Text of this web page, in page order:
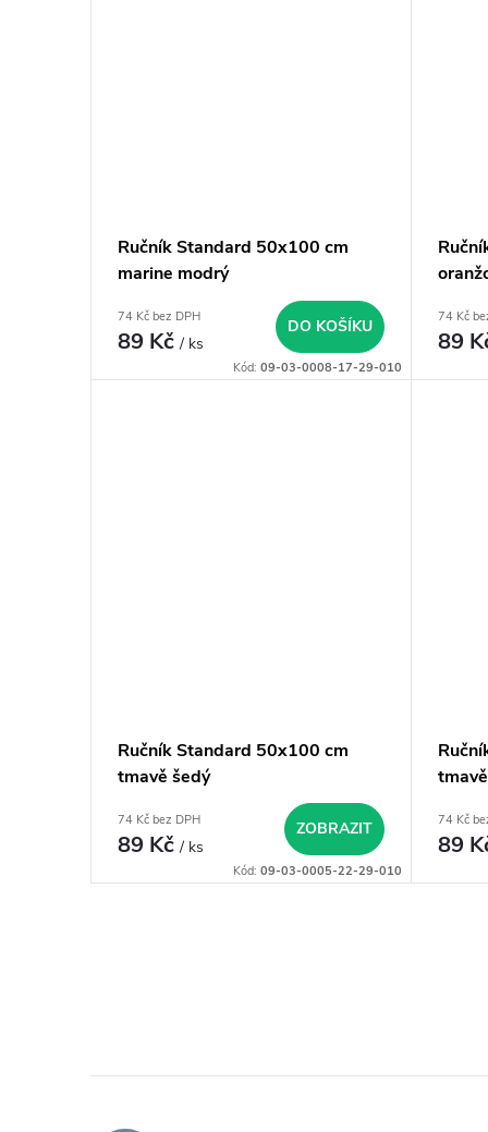
Ručník Standard 50x100 cm
marine modrý
74 Kč bez DPH
89 Kč/ ks
DO KOŠÍKU
Kód:09-03-0008-17-29-010
74 Kč
89
Ručník Standard 50x100 cm
tmavě šedý
74 Kč bez DPH
89 Kč/ ks
ZOBRAZIT
Kód:09-03-0005-22-29-010
74 Kč
89